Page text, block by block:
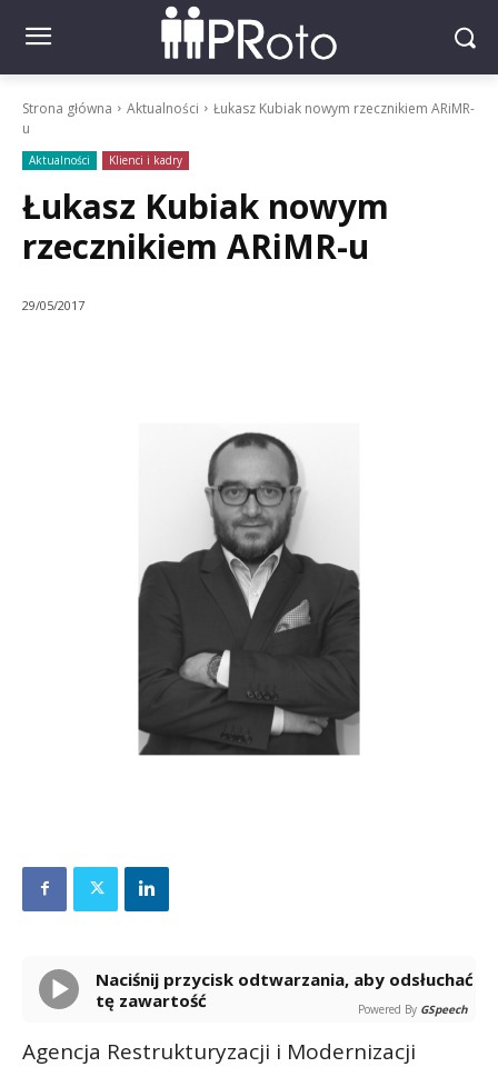
Strona główna Aktualności
Łukasz Kubiak nowym rzecznikiem ARiMR-
u
Aktualności Klienci i kadry
Łukasz Kubiak nowym
rzecznikiem ARiMR-u
29/05/2017
Naciśnij przycisk odtwarzania, aby odsłuchać
tę zawartość
Powered By GSpeech
Agencja Restrukturyzacji i Modernizacji